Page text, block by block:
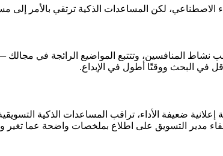
الاصطناعي، لكن المساعدات الذكية ترتقي بالأمر إلى
نشاط المنافسين، وتتتبع المواضيع الرائجة في
في البحث ووقتًا أطول في الإبداع.
ضعيفة الأداء، تراقب المساعدات الذكية
مدير التسويق على اطلاع بملخصات واضحة عما تغير